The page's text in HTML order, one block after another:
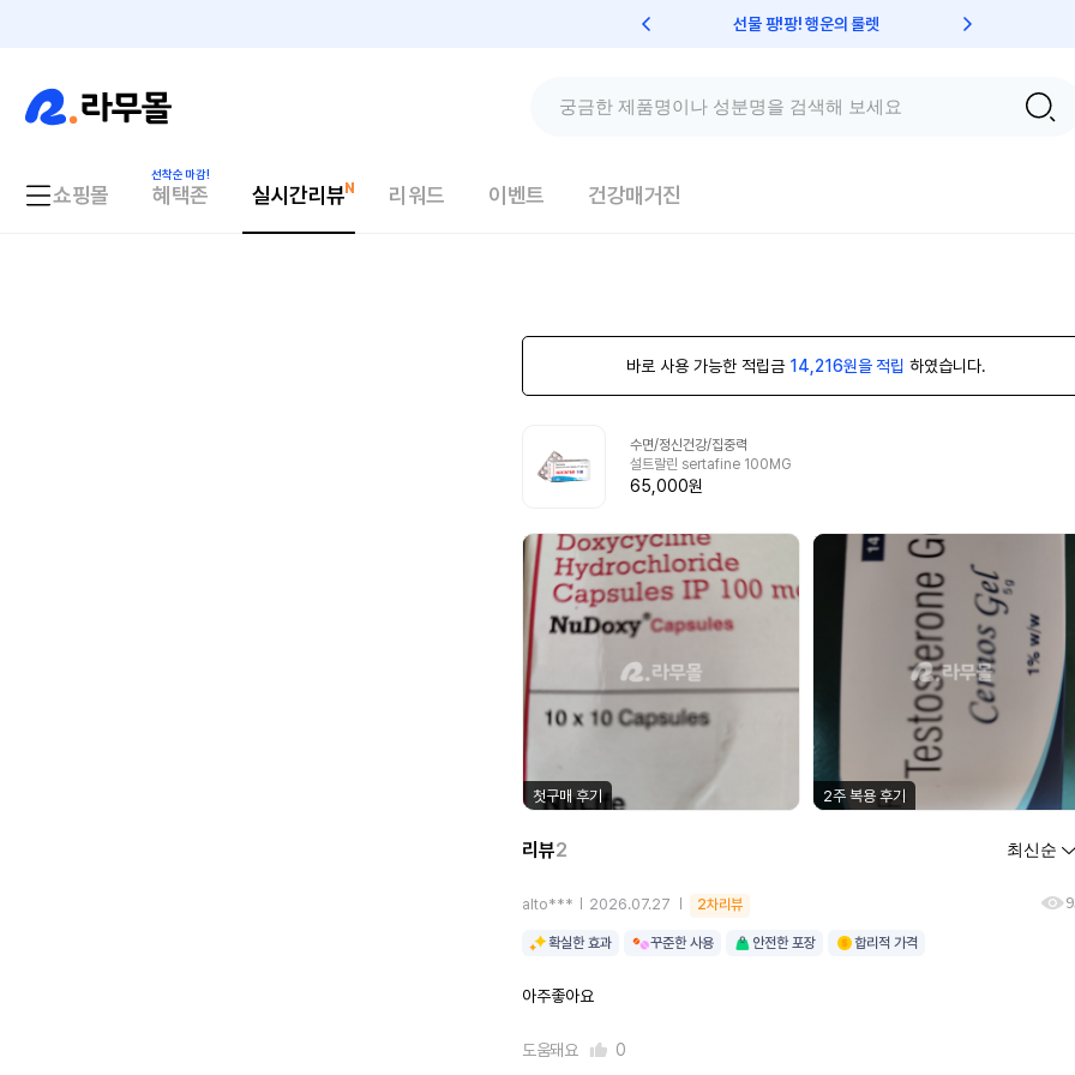
선물 팡!팡! 행운의 룰렛
쇼핑몰 혜택존 실시간리뷰 리워드 이벤트 건강매거진
바로 사용 가능한 적립금 14,216원을 적립 하였습니다.
수면/정신건강/집중력
설트랄린 sertafine 100MG
65,000원
첫구매 후기 2주 복용 후기
리뷰2
alto*** 2026.07.27 2차리뷰
확실한 효과 꾸준한 사용 안전한 포장 합리적 가격
아주좋아요
도움돼요 0